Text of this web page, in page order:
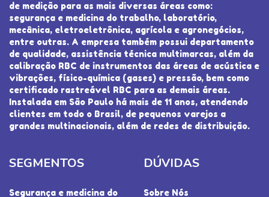
de medição para as mais diversas áreas como:
segurança e medicina do trabalho, laboratório,
mecânica, eletroeletrônica, agrícola e agronegócios,
entre outras. A empresa também possui departamento
de qualidade, assistência técnica multimarcas, além da
calibração RBC de instrumentos das áreas de acústica e
vibrações, físico-química (gases) e pressão, bem como
certificado rastreável RBC para as demais áreas.
Instalada em São Paulo há mais de 11 anos, atendendo
clientes em todo o Brasil, de pequenos varejos a
grandes multinacionais, além de redes de distribuição.
SEGMENTOS
Segurança e medicina do
DÚVIDAS
Sobre Nós